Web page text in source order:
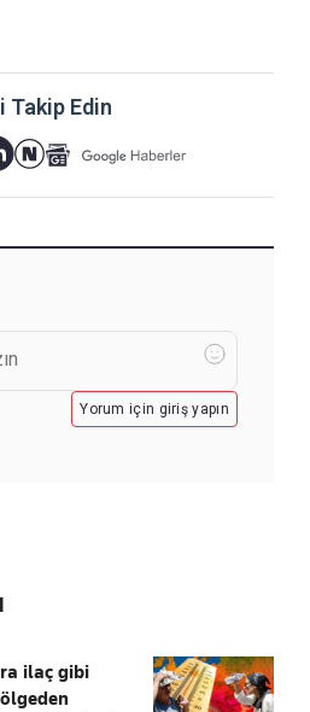
Takip Edin
Yorum için giriş yapın
ilaç gibi